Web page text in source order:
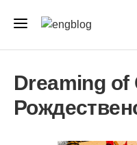
Dreaming of